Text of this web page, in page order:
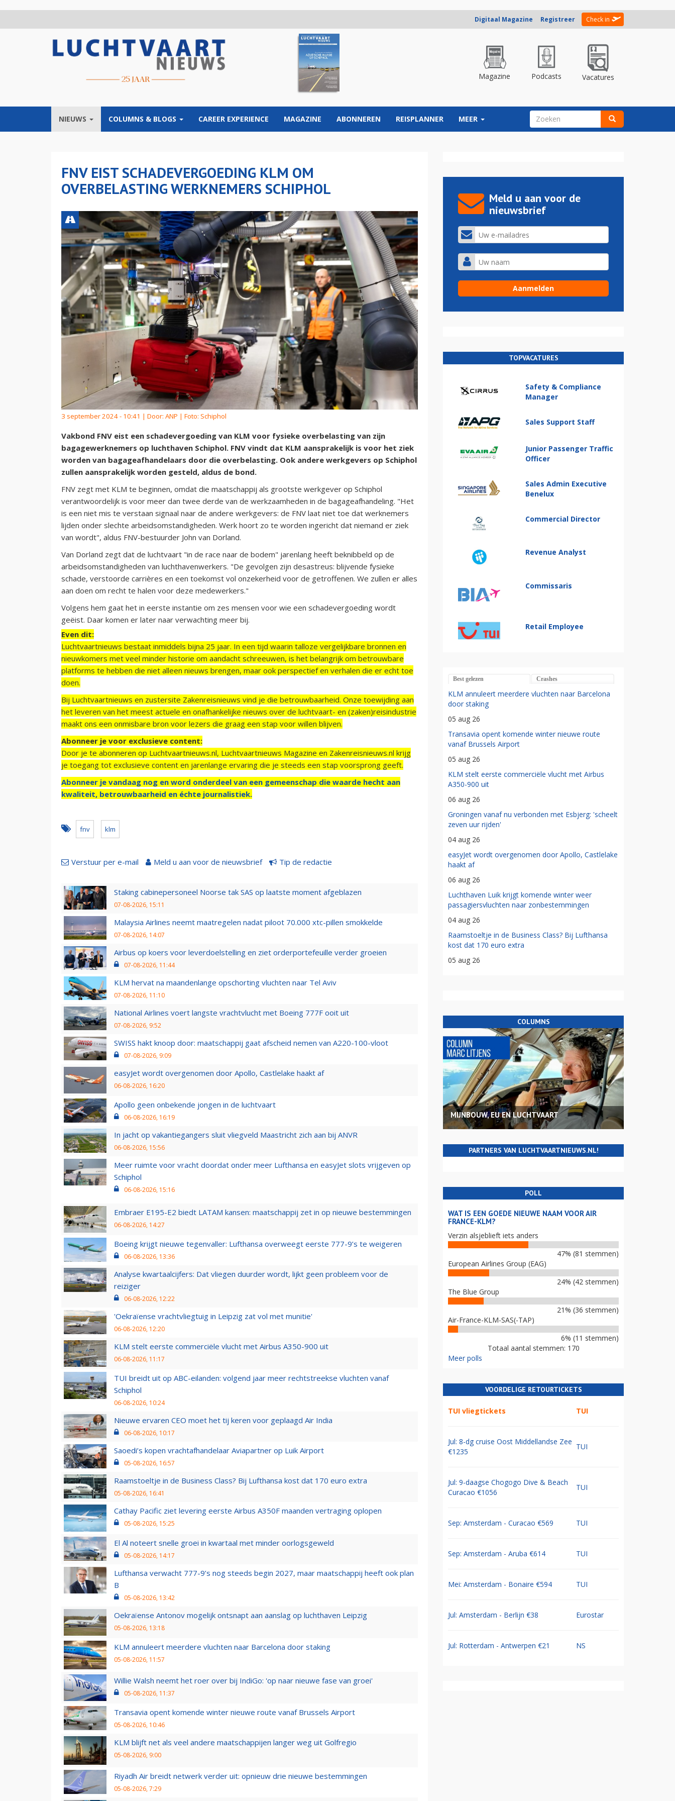
Digitaal Magazine Registreer Check in
Magazine Podcasts Vacatures
NIEUWS COLUMNS & BLOGS CAREER EXPERIENCE MAGAZINE ABONNEREN REISPLANNER MEER ZOEKVELD
FNV EIST SCHADEVERGOEDING KLM OM
OVERBELASTING WERKNEMERS SCHIPHOL
3 september 2024 - 10:41 | Door: ANP | Foto: Schiphol
Vakbond FNV eist een schadevergoeding van KLM voor fysieke overbelasting van zijn
bagagewerknemers op luchthaven Schiphol. FNV vindt dat KLM aansprakelijk is voor het ziek
worden van bagageafhandelaars door die overbelasting. Ook andere werkgevers op Schiphol
zullen aansprakelijk worden gesteld, aldus de bond.
FNV zegt met KLM te beginnen, omdat die maatschappij als grootste werkgever op Schiphol
verantwoordelijk is voor meer dan twee derde van de werkzaamheden in de bagageafhandeling. "Het
is een niet mis te verstaan signaal naar de andere werkgevers: de FNV laat niet toe dat werknemers
lijden onder slechte arbeidsomstandigheden. Werk hoort zo te worden ingericht dat niemand er ziek
van wordt", aldus FNV-bestuurder John van Dorland.
Van Dorland zegt dat de luchtvaart "in de race naar de bodem" jarenlang heeft beknibbeld op de
arbeidsomstandigheden van luchthavenwerkers. "De gevolgen zijn desastreus: blijvende fysieke
schade, verstoorde carrières en een toekomst vol onzekerheid voor de getroffenen. We zullen er alles
aan doen om recht te halen voor deze medewerkers."
Volgens hem gaat het in eerste instantie om zes mensen voor wie een schadevergoeding wordt
geëist. Daar komen er later naar verwachting meer bij.
Even dit:
Luchtvaartnieuws bestaat inmiddels bijna 25 jaar. In een tijd waarin talloze vergelijkbare bronnen en
nieuwkomers met veel minder historie om aandacht schreeuwen, is het belangrijk om betrouwbare
platforms te hebben die niet alleen nieuws brengen, maar ook perspectief en verhalen die er echt toe
doen.
Bij Luchtvaartnieuws en zustersite Zakenreisnieuws vind je die betrouwbaarheid. Onze toewijding aan
het leveren van het meest actuele en onafhankelijke nieuws over de luchtvaart- en (zaken)reisindustrie
maakt ons een onmisbare bron voor lezers die graag een stap voor willen blijven.
Abonneer je voor exclusieve content:
Door je te abonneren op Luchtvaartnieuws.nl, Luchtvaartnieuws Magazine en Zakenreisnieuws.nl krijg
je toegang tot exclusieve content en jarenlange ervaring die je steeds een stap voorsprong geeft.
Abonneer je vandaag nog en word onderdeel van een gemeenschap die waarde hecht aan
kwaliteit, betrouwbaarheid en échte journalistiek.
fnv klm
Verstuur per e-mail Meld u aan voor de nieuwsbrief Tip de redactie
Staking cabinepersoneel Noorse tak SAS op laatste moment afgeblazen
07-08-2026, 15:11
Malaysia Airlines neemt maatregelen nadat piloot 70.000 xtc-pillen smokkelde
07-08-2026, 14:07
Airbus op koers voor leverdoelstelling en ziet orderportefeuille verder groeien
07-08-2026, 11:44
KLM hervat na maandenlange opschorting vluchten naar Tel Aviv
07-08-2026, 11:10
National Airlines voert langste vrachtvlucht met Boeing 777F ooit uit
07-08-2026, 9:52
SWISS hakt knoop door: maatschappij gaat afscheid nemen van A220-100-vloot
07-08-2026, 9:09
easyJet wordt overgenomen door Apollo, Castlelake haakt af
06-08-2026, 16:20
Apollo geen onbekende jongen in de luchtvaart
06-08-2026, 16:19
In jacht op vakantiegangers sluit vliegveld Maastricht zich aan bij ANVR
06-08-2026, 15:56
Meer ruimte voor vracht doordat onder meer Lufthansa en easyJet slots vrijgeven op
Schiphol
06-08-2026, 15:16
Embraer E195-E2 biedt LATAM kansen: maatschappij zet in op nieuwe bestemmingen
06-08-2026, 14:27
Boeing krijgt nieuwe tegenvaller: Lufthansa overweegt eerste 777-9’s te weigeren
06-08-2026, 13:36
Analyse kwartaalcijfers: Dat vliegen duurder wordt, lijkt geen probleem voor de
reiziger
06-08-2026, 12:22
'Oekraïense vrachtvliegtuig in Leipzig zat vol met munitie'
06-08-2026, 12:20
KLM stelt eerste commerciële vlucht met Airbus A350-900 uit
06-08-2026, 11:17
TUI breidt uit op ABC-eilanden: volgend jaar meer rechtstreekse vluchten vanaf
Schiphol
06-08-2026, 10:24
Nieuwe ervaren CEO moet het tij keren voor geplaagd Air India
06-08-2026, 10:17
Saoedi’s kopen vrachtafhandelaar Aviapartner op Luik Airport
05-08-2026, 16:57
Raamstoeltje in de Business Class? Bij Lufthansa kost dat 170 euro extra
05-08-2026, 16:41
Cathay Pacific ziet levering eerste Airbus A350F maanden vertraging oplopen
05-08-2026, 15:25
El Al noteert snelle groei in kwartaal met minder oorlogsgeweld
05-08-2026, 14:17
Lufthansa verwacht 777-9’s nog steeds begin 2027, maar maatschappij heeft ook plan
B
05-08-2026, 13:42
Oekraïense Antonov mogelijk ontsnapt aan aanslag op luchthaven Leipzig
05-08-2026, 13:18
KLM annuleert meerdere vluchten naar Barcelona door staking
05-08-2026, 11:57
Willie Walsh neemt het roer over bij IndiGo: 'op naar nieuwe fase van groei'
05-08-2026, 11:37
Transavia opent komende winter nieuwe route vanaf Brussels Airport
05-08-2026, 10:46
KLM blijft net als veel andere maatschappijen langer weg uit Golfregio
05-08-2026, 9:00
Riyadh Air breidt netwerk verder uit: opnieuw drie nieuwe bestemmingen
05-08-2026, 7:29
Meld u aan voor de
nieuwsbrief
TOPVACATURES
Safety & Compliance
Manager
Sales Support Staff
Junior Passenger Traffic
Officer
Sales Admin Executive
Benelux
Commercial Director
Revenue Analyst
Commissaris
Retail Employee
Best gelezen Crashes
KLM annuleert meerdere vluchten naar Barcelona
door staking
05 aug 26
Transavia opent komende winter nieuwe route
vanaf Brussels Airport
05 aug 26
KLM stelt eerste commerciële vlucht met Airbus
A350-900 uit
06 aug 26
Groningen vanaf nu verbonden met Esbjerg: 'scheelt
zeven uur rijden'
04 aug 26
easyJet wordt overgenomen door Apollo, Castlelake
haakt af
06 aug 26
Luchthaven Luik krijgt komende winter weer
passagiersvluchten naar zonbestemmingen
04 aug 26
Raamstoeltje in de Business Class? Bij Lufthansa
kost dat 170 euro extra
05 aug 26
COLUMNS
MIJNBOUW, EU EN LUCHTVAART
PARTNERS VAN LUCHTVAARTNIEUWS.NL!
POLL
WAT IS EEN GOEDE NIEUWE NAAM VOOR AIR
FRANCE-KLM?
Verzin alsjeblieft iets anders
47% (81 stemmen)
European Airlines Group (EAG)
24% (42 stemmen)
The Blue Group
21% (36 stemmen)
Air-France-KLM-SAS(-TAP)
6% (11 stemmen)
Totaal aantal stemmen: 170
Meer polls
VOORDELIGE RETOURTICKETS
TUI vliegtickets TUI
Jul: 8-dg cruise Oost Middellandse Zee
€1235
TUI
Jul: 9-daagse Chogogo Dive & Beach
Curacao €1056
TUI
Sep: Amsterdam - Curacao €569 TUI
Sep: Amsterdam - Aruba €614 TUI
Mei: Amsterdam - Bonaire €594 TUI
Jul: Amsterdam - Berlijn €38 Eurostar
Jul: Rotterdam - Antwerpen €21 NS